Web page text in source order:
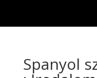
Spanyol